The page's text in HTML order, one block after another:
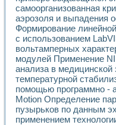
Технологии NI
Система
Лабораторный
Партнеры
Академические и
Учебные
Бизнес
Контакты
самоорганизованная
аэрозоля и выпадения
Формирование
с использованием
вольтамперных
модулей Применение NI
анализа в
температурной
помощью программно -
Motion Определение
пузырьков по данным
применением